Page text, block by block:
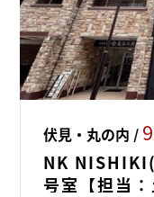
伏見・丸の内 /
NK
号室【担当：